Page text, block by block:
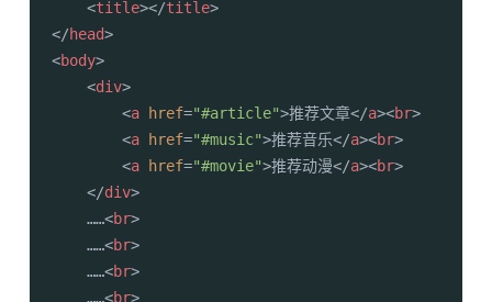
<title></title>
</head>
<body>
<div>
<a href="#article">推荐文章</a><br>
<a href="#music">推荐音乐</a><br>
<a href="#movie">推荐动漫</a><br>
</div>
    ……
<br>
    ……
<br>
    ……
<br>
    ……
<br>